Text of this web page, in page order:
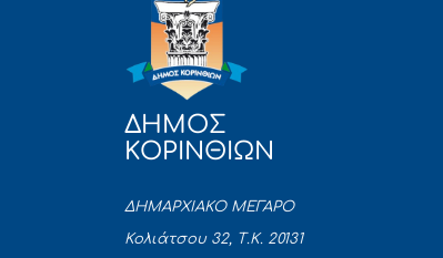
ΔΗΜΟΣ
ΚΟΡΙΝΘΙΩΝ
ΔΗΜΑΡΧΙΑΚΟ ΜΕΓΑΡΟ
Κολιάτσου 32, Τ.Κ. 20131